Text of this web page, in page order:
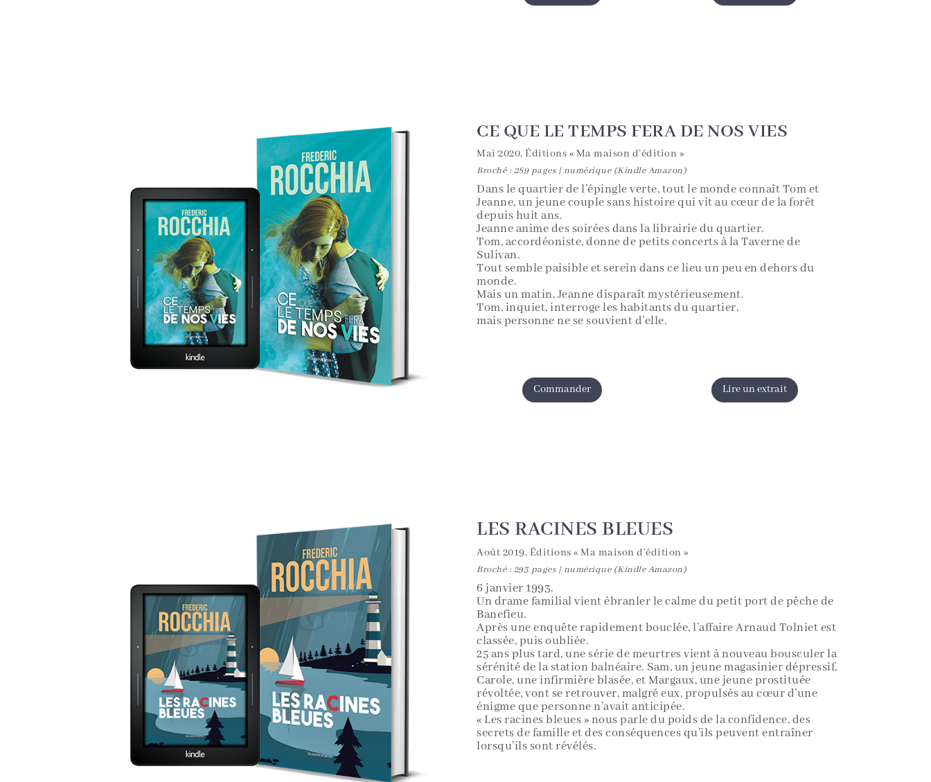
CE QUE LE TEMPS FERA DE NOS VIES
Mai 2020, Éditions « Ma maison d’édition »
Broché : 289 pages | numérique (Kindle Amazon)
Dans le quartier de l’épingle verte, tout le monde connaît Tom et
Jeanne, un jeune couple sans histoire qui vit au cœur de la forêt
depuis huit ans.
Jeanne anime des soirées dans la librairie du quartier.
Tom, accordéoniste, donne de petits concerts à la Taverne de
Sulivan.
Tout semble paisible et serein dans ce lieu un peu en dehors du
monde.
Mais un matin, Jeanne disparaît mystérieusement.
Tom, inquiet, interroge les habitants du quartier,
mais personne ne se souvient d’elle.
Commander Lire un extrait
LES RACINES BLEUES
Août 2019, Éditions « Ma maison d’édition »
Broché : 293 pages | numérique (Kindle Amazon)
6 janvier 1993.
Un drame familial vient ébranler le calme du petit port de pêche de
Banefieu.
Après une enquête rapidement bouclée, l’affaire Arnaud Tolniet est
classée, puis oubliée.
25 ans plus tard, une série de meurtres vient à nouveau bousculer la
sérénité de la station balnéaire. Sam, un jeune magasinier dépressif,
Carole, une infirmière blasée, et Margaux, une jeune prostituée
révoltée, vont se retrouver, malgré eux, propulsés au cœur d’une
énigme que personne n’avait anticipée.
« Les racines bleues » nous parle du poids de la confidence, des
secrets de famille et des conséquences qu’ils peuvent entraîner
lorsqu’ils sont révélés.